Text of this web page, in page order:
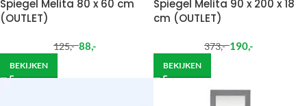
Spiegel Melita 80 x 60 cm
(OUTLET)
125,- 88,-
BEKIJKEN
Spiegel Melita 90 x 200 x 18
cm (OUTLET)
373,- 190,-
BEKIJKEN